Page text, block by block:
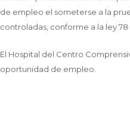
de empleo el someterse a la
controladas, conforme a la ley 78
El Hospital del Centro
oportunidad de empleo.